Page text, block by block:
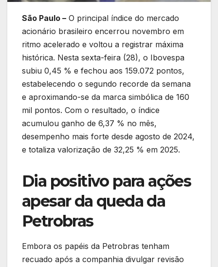
São Paulo – O principal índice do mercado
acionário brasileiro encerrou novembro em
ritmo acelerado e voltou a registrar máxima
histórica. Nesta sexta-feira (28), o Ibovespa
subiu 0,45 % e fechou aos 159.072 pontos,
estabelecendo o segundo recorde da semana
e aproximando-se da marca simbólica de 160
mil pontos. Com o resultado, o índice
acumulou ganho de 6,37 % no mês,
desempenho mais forte desde agosto de 2024,
e totaliza valorização de 32,25 % em 2025.
Dia positivo para ações
apesar da queda da
Petrobras
Embora os papéis da Petrobras tenham
recuado após a companhia divulgar revisão